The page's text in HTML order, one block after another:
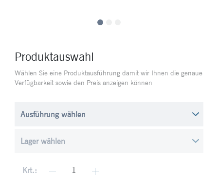
Produktauswahl
Wählen Sie eine Produktausführung damit wir Ihnen die genaue
Verfügbarkeit sowie den Preis anzeigen können
Krt.: